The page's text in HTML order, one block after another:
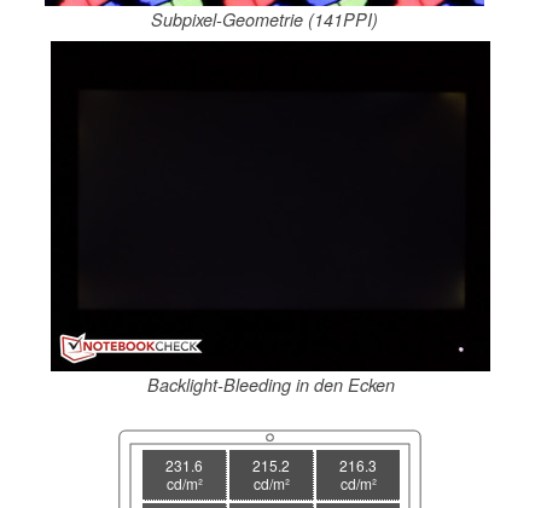
Subpixel-Geometrie (141PPI)
Backlight-Bleeding in den Ecken
231.6
cd/m²
215.2
cd/m²
216.3
cd/m²